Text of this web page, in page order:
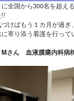
全国から300名を超え
けばもう１カ月が過
寄り添う看護を行って
さん 血液腫瘍内科病